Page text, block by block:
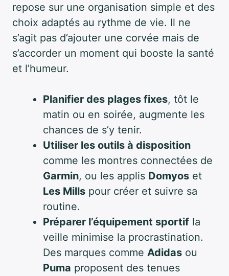
repose sur une organisation simple et des
choix adaptés au rythme de vie. Il ne
s’agit pas d’ajouter une corvée mais de
s’accorder un moment qui booste la santé
et l’humeur.
Planifier des plages fixes, tôt le
matin ou en soirée, augmente les
chances de s’y tenir.
Utiliser les outils à disposition
comme les montres connectées de
Garmin, ou les applis Domyos et
Les Mills pour créer et suivre sa
routine.
Préparer l’équipement sportif la
veille minimise la procrastination.
Des marques comme Adidas ou
Puma proposent des tenues